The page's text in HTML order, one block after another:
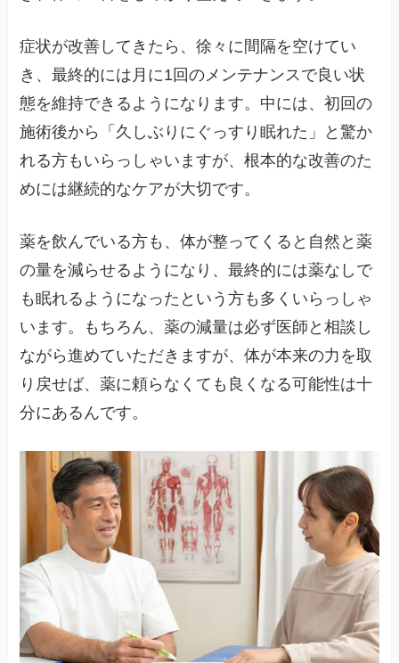
症状が改善してきたら、徐々に間隔を空けてい
き、最終的には月に1回のメンテナンスで良い状
態を維持できるようになります。中には、初回の
施術後から「久しぶりにぐっすり眠れた」と驚か
れる方もいらっしゃいますが、根本的な改善のた
めには継続的なケアが大切です。
薬を飲んでいる方も、体が整ってくると自然と薬
の量を減らせるようになり、最終的には薬なしで
も眠れるようになったという方も多くいらっしゃ
います。もちろん、薬の減量は必ず医師と相談し
ながら進めていただきますが、体が本来の力を取
り戻せば、薬に頼らなくても良くなる可能性は十
分にあるんです。